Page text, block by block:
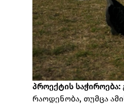
პროექტის საჭიროება:
რაოდენობა, თუმცა